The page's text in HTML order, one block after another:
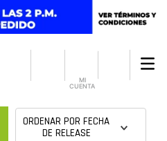
MI
CUENTA
ORDENAR POR FECHA
DE RELEASE